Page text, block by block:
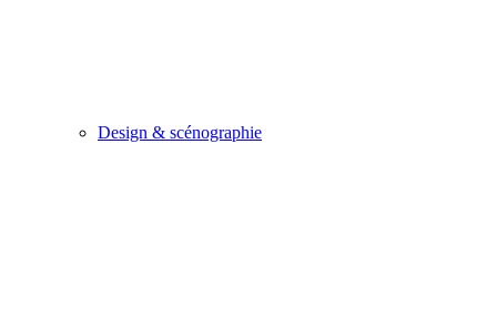
Design & scénographie